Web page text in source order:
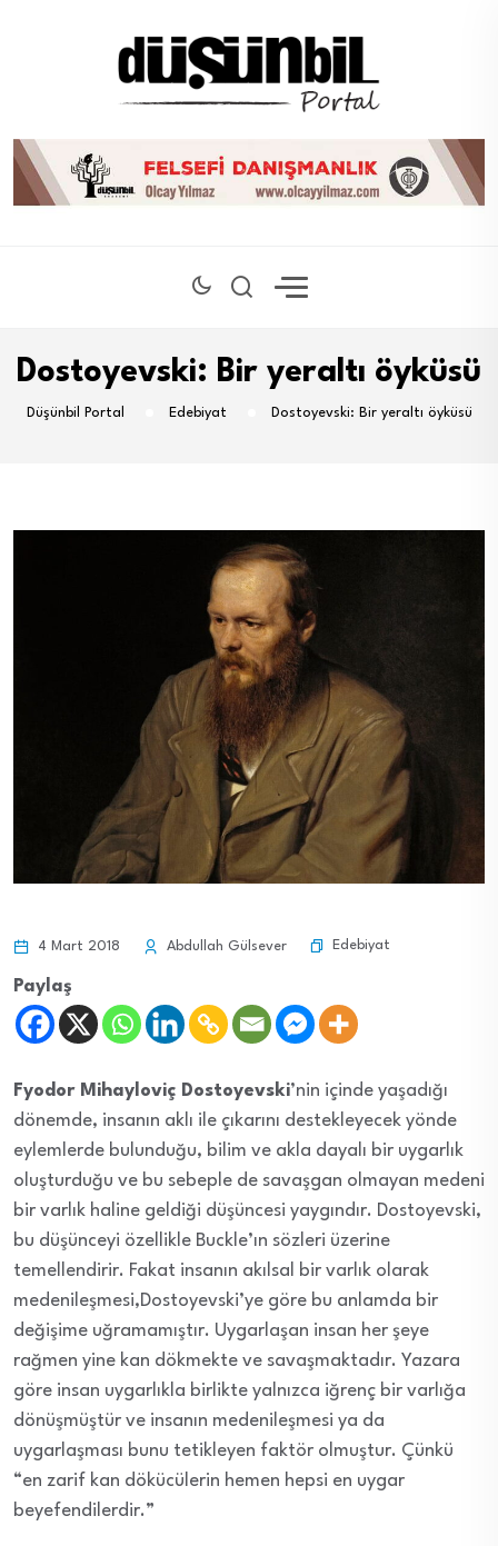
Dostoyevski: Bir yeraltı öyküsü
Düşünbil Portal Edebiyat Dostoyevski: Bir yeraltı öyküsü
4 Mart 2018 Abdullah Gülsever Edebiyat
Paylaş
Fyodor Mihayloviç Dostoyevski’nin içinde yaşadığı
dönemde, insanın aklı ile çıkarını destekleyecek yönde
eylemlerde bulunduğu, bilim ve akla dayalı bir uygarlık
oluşturduğu ve bu sebeple de savaşgan olmayan medeni
bir varlık haline geldiği düşüncesi yaygındır. Dostoyevski,
bu düşünceyi özellikle Buckle’ın sözleri üzerine
temellendirir. Fakat insanın akılsal bir varlık olarak
medenileşmesi,Dostoyevski’ye göre bu anlamda bir
değişime uğramamıştır. Uygarlaşan insan her şeye
rağmen yine kan dökmekte ve savaşmaktadır. Yazara
göre insan uygarlıkla birlikte yalnızca iğrenç bir varlığa
dönüşmüştür ve insanın medenileşmesi ya da
uygarlaşması bunu tetikleyen faktör olmuştur. Çünkü
“en zarif kan dökücülerin hemen hepsi en uygar
beyefendilerdir.”